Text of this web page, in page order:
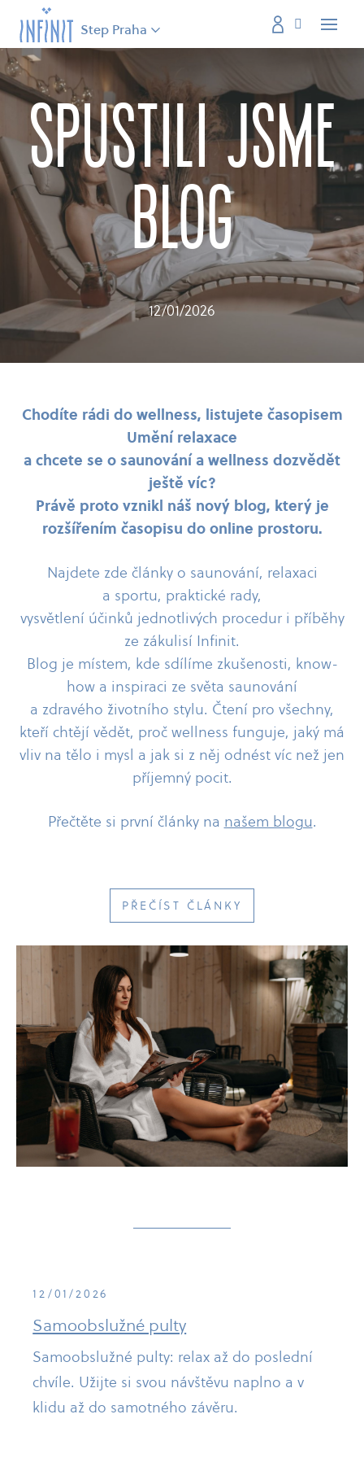
Menu
Step Praha
Spustili jsme
blog
12/01/2026
Chodíte rádi do wellness, listujete časopisem
Umění relaxace
a chcete se o saunování a wellness dozvědět
ještě víc?
Právě proto vznikl náš nový blog, který je
rozšířením časopisu do online prostoru.
Najdete zde články o saunování, relaxaci
a sportu, praktické rady,
vysvětlení účinků jednotlivých procedur i příběhy
ze zákulisí Infinit.
Blog je místem, kde sdílíme zkušenosti, know-​
how a inspiraci ze světa saunování
a zdravého životního stylu. Čtení pro všechny,
kteří chtějí vědět, proč wellness funguje, jaký má
vliv na tělo i mysl a jak si z něj odnést víc než jen
příjemný pocit.
Přečtěte si první články na našem blogu.
PŘEČÍST ČLÁNKY
Samoobslužné pulty
12/01/2026
Samoobslužné pulty: relax až do poslední
chvíle. Užijte si svou návštěvu naplno a v
klidu až do samotného závěru.